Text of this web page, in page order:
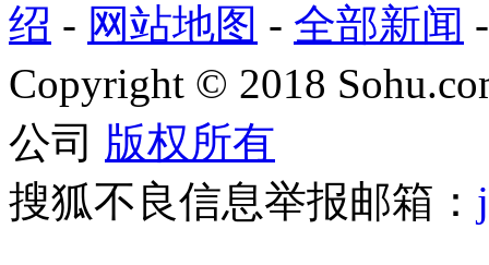
绍 - 网站地图 - 全部新闻
Copyright © 2018
公司 版权所有
搜狐不良信息举报邮箱：